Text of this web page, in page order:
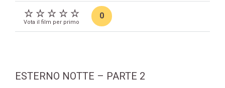
Vota il film per primo
0
ESTERNO NOTTE – PARTE 2